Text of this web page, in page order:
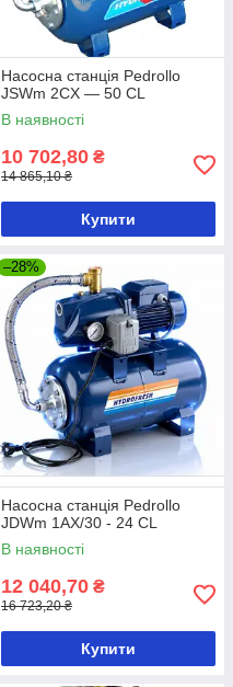
Насосна станція Pedrollo
JSWm 2CX — 50 CL
В наявності
10 702,80 ₴
14 865,10 ₴
Купити
–28%
Насосна станція Pedrollo
JDWm 1AX/30 - 24 CL
В наявності
12 040,70 ₴
16 723,20 ₴
Купити